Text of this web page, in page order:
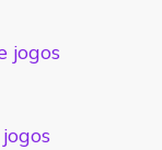
jogos